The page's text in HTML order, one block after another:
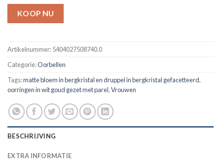
KOOP NU
Artikelnummer:5404027508740.0
Categorie:Oorbellen
Tags:matte bloem in bergkristal en druppel in bergkristal gefacetteerd,
oorringen in wit goud gezet met parel,Vrouwen
BESCHRIJVING
EXTRA INFORMATIE